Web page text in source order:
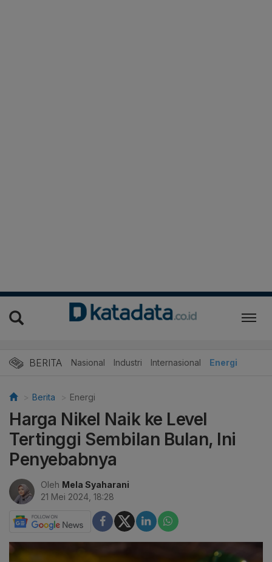
BERITA Nasional Industri Internasional Energi
Berita Energi
Harga Nikel Naik ke Level
Tertinggi Sembilan Bulan, Ini
Penyebabnya
Oleh Mela Syaharani
21 Mei 2024, 18:28